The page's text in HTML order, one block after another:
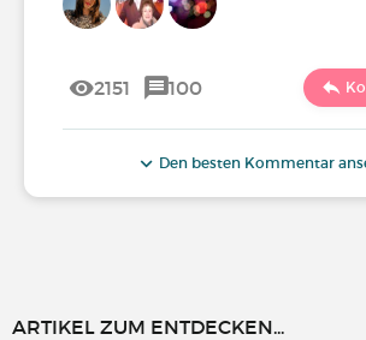
2151 100
Den besten Kommentar
ARTIKEL ZUM ENTDECKEN...